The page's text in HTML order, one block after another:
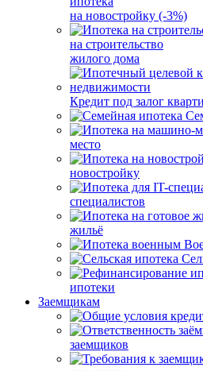
на новостройку (-3%)
на строительство
жилого дома
Кредит под залог
место
новостройку
специалистов
жильё
ипотеки
Заемщикам
заемщиков